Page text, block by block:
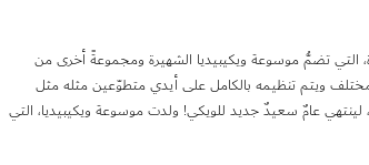
التي تضمُّ موسوعة ويكيبيديا الشهيرة ومجموعةً أخرى من
مختلف ويتم تنظيمه بالكامل على أيدي متطوّعين مثله مثل
لعام 2013 في هونغ كونغ بالصّين، لينتهي عامٌ سعيدٌ جديد للويكي! ولدت موسوعة ويكيبيديا، التي